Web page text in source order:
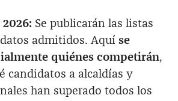
2026: Se publicarán las listas
admitidos. Aquí se
quiénes competirán,
candidatos a alcaldías y
han superado todos los